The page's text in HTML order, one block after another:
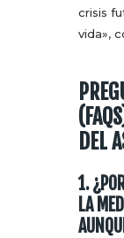
crisis
vida»,
DEL
1.
LA